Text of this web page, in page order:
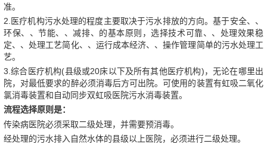
准。
2.医疗机构污水处理的程度主要取决于污水排放的方向。基于安全、、
环保、、节能、、减排、的基本原则，选择技术可靠、、处理效果稳
定、、处理工艺简化、、运行成本经济、、操作管理简单的污水处理工
艺。
3.综合医疗机构(县级或20床以下及所有其他医疗机构)，无论在哪里出
院，对最低要求的醉必须消毒后方可出院。可使用的装置有虹吸二氧化
氯消毒装置和自动同步双虹吸医院污水消毒装置。
流程选择原则是：
传染病医院必须采取二级处理，并需要预消毒。
经处理的污水排入自然水体的县级以上医院，必须进行二级处理。